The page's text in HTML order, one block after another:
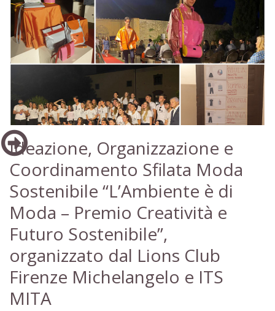
Ideazione, Organizzazione e
Coordinamento Sfilata Moda
Sostenibile “L’Ambiente è di
Moda – Premio Creatività e
Futuro Sostenibile”,
organizzato dal Lions Club
Firenze Michelangelo e ITS
MITA